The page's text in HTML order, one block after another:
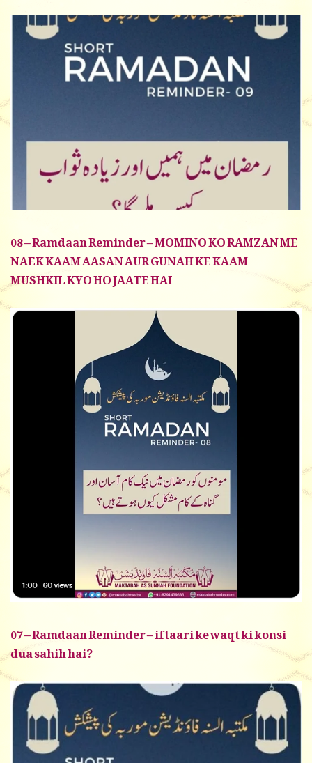
08 – Ramdaan Reminder – MOMINO KO RAMZAN ME
NAEK KAAM AASAN AUR GUNAH KE KAAM
MUSHKIL KYO HO JAATE HAI
07 – Ramdaan Reminder – iftaari ke waqt ki konsi
dua sahih hai?